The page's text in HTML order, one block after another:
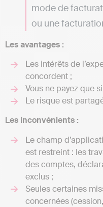
mode de
ou une
Les avantages :
Les intérêts de
concordent ;
Vous ne payez que
Le risque est
Les inconvénients :
Le champ
est restreint : les
des comptes,
exclus ;
Seules certaines
concernées